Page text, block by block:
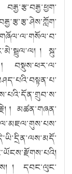
། སྐུ་
། བསྡུས་ཕར་ལ་
། མཚན་གཞན་
། དབང་ལུང་